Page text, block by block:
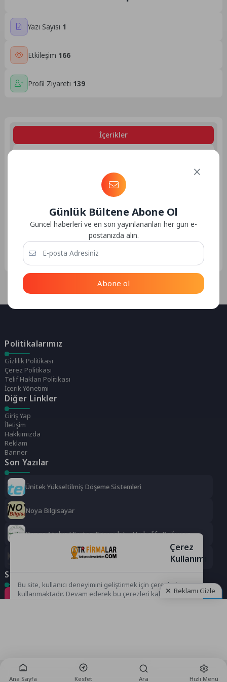
Yazı Sayısı 1
Etkileşim 166
Profil Ziyareti 139
İçerikler
Hizmet 23.01.2025
Durac Event Technologıes
Politikalarımız
Gizlilik Politikası
Çerez Politikası
Telif Hakları Politikası
İçerik Yönetimi
Diğer Linkler
Giriş Yap
İletişim
Hakkımızda
Reklam
Banner
Son Yazılar
Ünitek Yükseltilmiş Döşeme Sistemleri
Noya Bilgisayar
Denge Atölye ( Sertap Görenek ) – Herbalife Bağımsız
Gks Güvenlik Sistemleri Dış Tic. Ltd Şti
Sosyal Medya
Instagram Facebook Twitter
Ana Sayfa Kesfet Ara Hızlı Menü
Günlük Bültene Abone Ol
Güncel haberleri ve en son yayınlananları her gün e-
postanızda alın.
Abone ol
Çerez
Kullanımı
Bu site, kullanıcı deneyimini geliştirmek için çerezleri
kullanmaktadır. Devam ederek bu çerezleri kabul etmişReklamı Gizle